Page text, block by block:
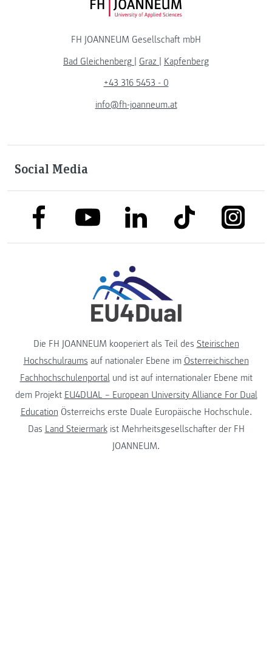
FH JOANNEUM Logo
FH JOANNEUM Gesellschaft mbH
Bad Gleichenberg | Graz | Kapfenberg
+43 316 5453 - 0
info@fh-joanneum.at
Social Media
link to facebooklink to youtubelink to linkedinlink to tiktok link to
Die FH JOANNEUM kooperiert als Teil des Steirischen
Hochschulraums auf nationaler Ebene im Österreichischen
Fachhochschulenportalund ist auf internationaler Ebene mit
dem Projekt EU4DUAL – European University Alliance For Dual
Education Österreichs erste Duale Europäische Hochschule.
Das Land Steiermarkist Mehrheitsgesellschafter der FH
JOANNEUM.